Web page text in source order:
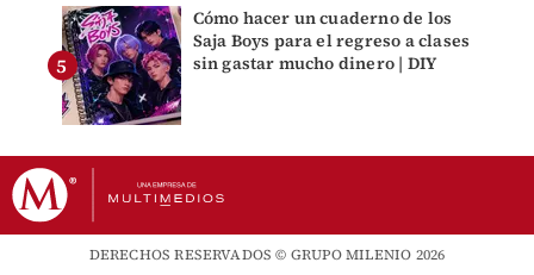
Cómo hacer un cuaderno de los
Saja Boys para el regreso a clases
sin gastar mucho dinero | DIY
DERECHOS RESERVADOS © GRUPO MILENIO 2026